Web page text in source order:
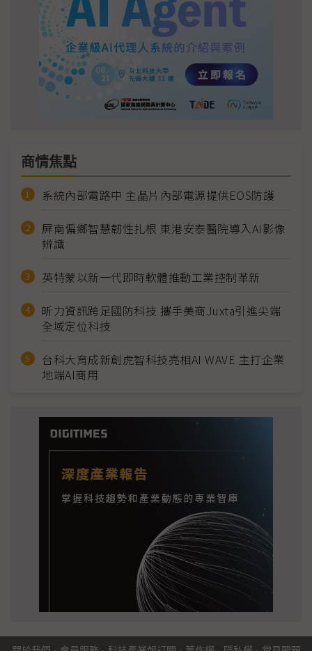
商情焦點
系統內部電路中 主晶片內部電源提供EOS防護
屏南偏鄉智慧韌性扎根 東港安泰醫院導入AI影像
辨識
英特蒙以新一代即時軟體推動工業控制革新
昕力資訊跨足國防科技 攜手美商Juxta引進尖端
全域定位科技
台科大育成新創虎智科技亮相AI WAVE 主打企業
地端AI商用